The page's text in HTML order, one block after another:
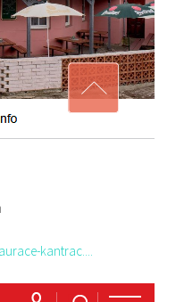
kantrac....